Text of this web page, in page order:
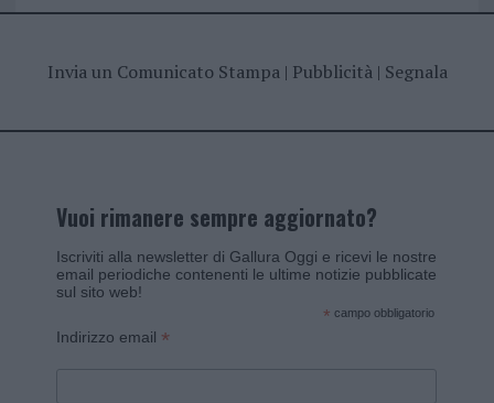
Invia un Comunicato Stampa| Pubblicità| Segnala
Vuoi rimanere sempre aggiornato?
Iscriviti alla newsletter di Gallura Oggi e ricevi le nostre
email periodiche contenenti le ultime notizie pubblicate
sul sito web!
* campo obbligatorio
Indirizzo email *